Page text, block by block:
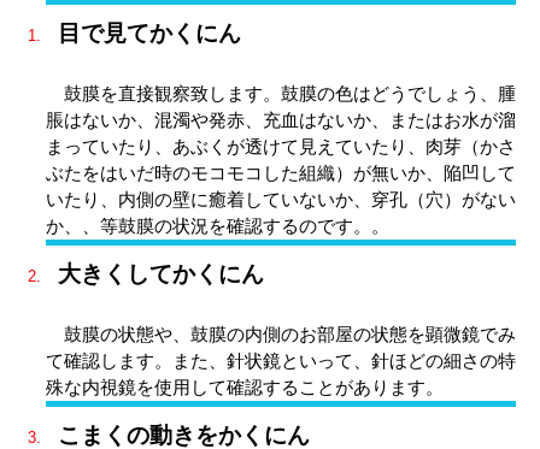
目で見てかくにん
鼓膜を直接観察致します。鼓膜の色はどうでしょう、腫
脹はないか、混濁や発赤、充血はないか、またはお水が溜
まっていたり、あぶくが透けて見えていたり、肉芽（かさ
ぶたをはいだ時のモコモコした組織）が無いか、陥凹して
いたり、内側の壁に癒着していないか、穿孔（穴）がない
か、、等鼓膜の状況を確認するのです。。
大きくしてかくにん
鼓膜の状態や、鼓膜の内側のお部屋の状態を顕微鏡でみ
て確認します。また、針状鏡といって、針ほどの細さの特
殊な内視鏡を使用して確認することがあります。
こまくの動きをかくにん